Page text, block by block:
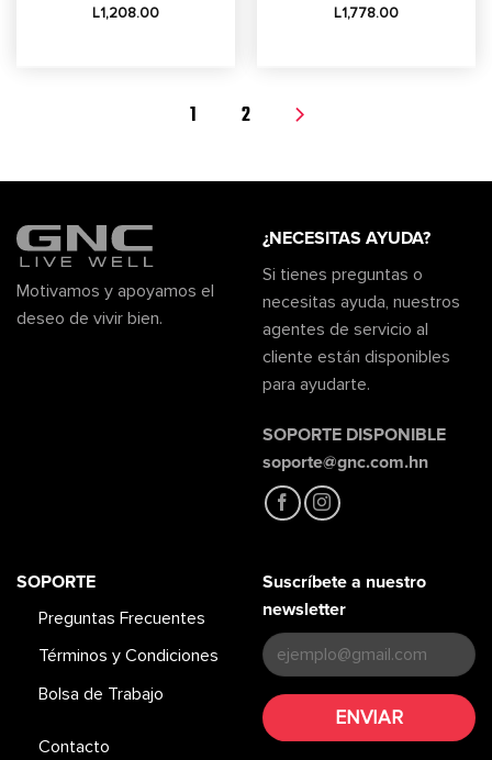
L1,208.00 L1,778.00
1 2
Motivamos y apoyamos el
deseo de vivir bien.
¿NECESITAS AYUDA?
Si tienes preguntas o
necesitas ayuda, nuestros
agentes de servicio al
cliente están disponibles
para ayudarte.
SOPORTE DISPONIBLE
soporte@gnc.com.hn
SOPORTE
Preguntas Frecuentes
Términos y Condiciones
Bolsa de Trabajo
Contacto
Suscríbete a nuestro
newsletter